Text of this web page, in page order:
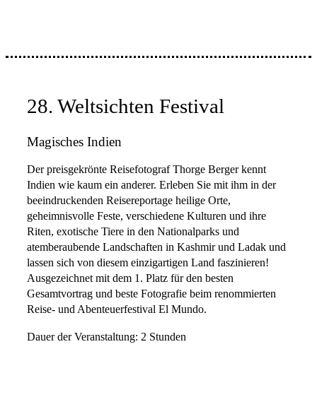
28. Weltsichten Festival
Magisches Indien
Der preisgekrönte Reisefotograf Thorge Berger kennt
Indien wie kaum ein anderer. Erleben Sie mit ihm in der
beeindruckenden Reisereportage heilige Orte,
geheimnisvolle Feste, verschiedene Kulturen und ihre
Riten, exotische Tiere in den Nationalparks und
atemberaubende Landschaften in Kashmir und Ladak und
lassen sich von diesem einzigartigen Land faszinieren!
Ausgezeichnet mit dem 1. Platz für den besten
Gesamtvortrag und beste Fotografie beim renommierten
Reise- und Abenteuerfestival El Mundo.
Dauer der Veranstaltung: 2 Stunden